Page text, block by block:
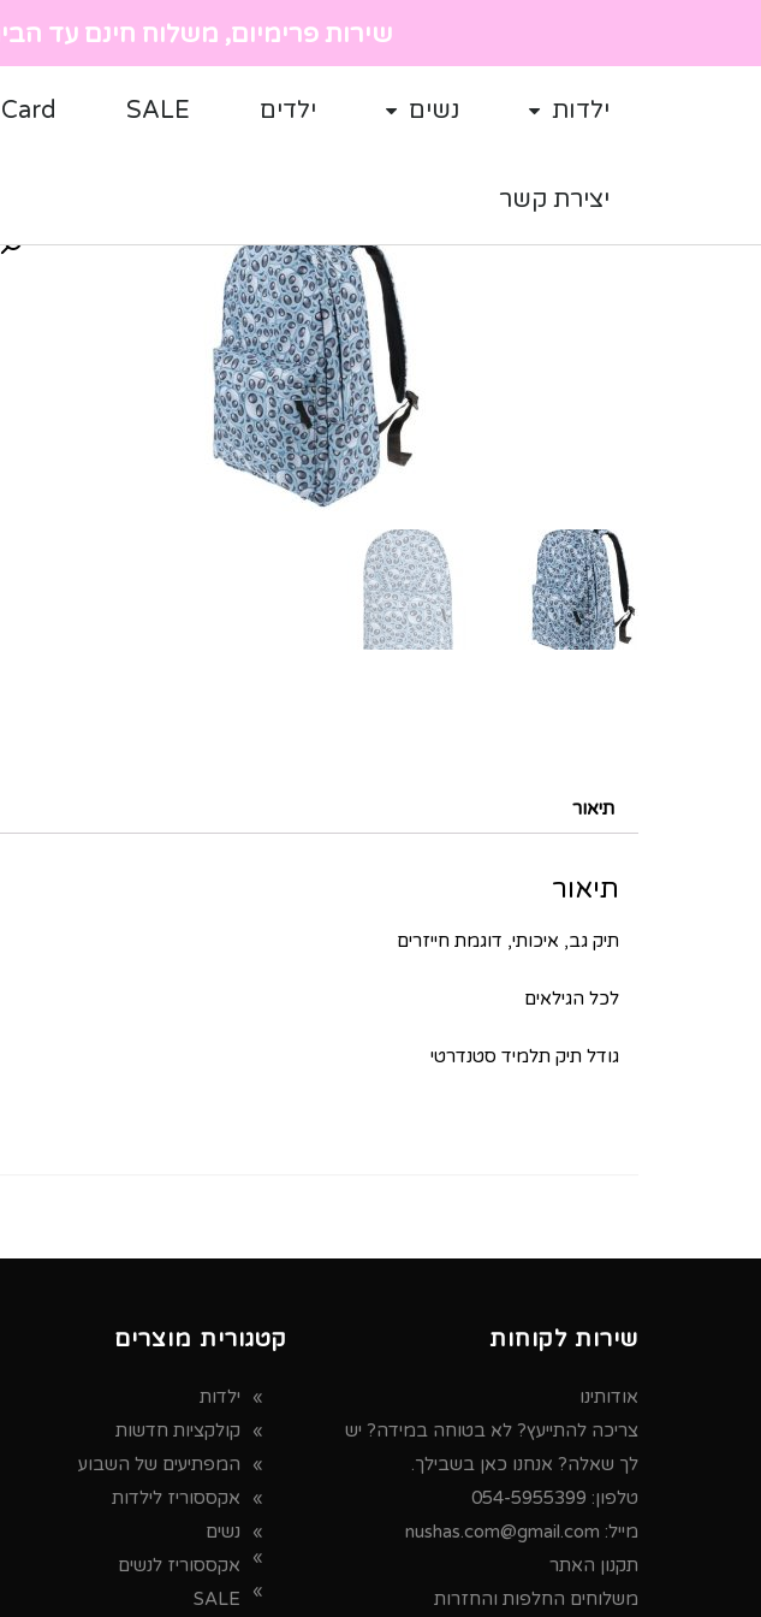
שירות פרימיום, משלוח חינם עד הבית
ילדות נשים ילדים SALE
יצירת קשר
תיאור
תיאור
תיק גב, איכותי, דוגמת חייזרים
לכל הגילאים
גודל תיק תלמיד סטנדרטי
שירות לקוחות
אודותינו
צריכה להתייעץ? לא בטוחה במידה? יש
לך שאלה? אנחנו כאן בשבילך.
טלפון: 054-5955399
מייל: nushas.com@gmail.com
תקנון האתר
משלוחים החלפות והחזרות
קטגורית מוצרים
ילדות
קולקציות חדשות
המפתיעים של השבוע
אקססוריז לילדות
נשים
אקססוריז לנשים
SALE